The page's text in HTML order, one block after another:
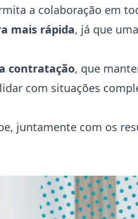
a colaboração em
mais rápida, já que
contratação, que
com situações
juntamente com os